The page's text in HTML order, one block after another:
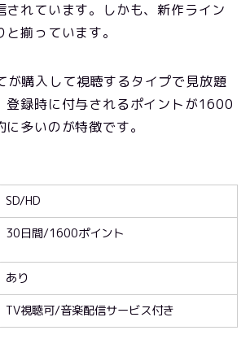
されています。しかも、新作ライン
揃っています。
購入して視聴するタイプで見放題
登録時に付与されるポイントが1600
多いのが特徴です。
SD/HD
30日間/1600ポイント
あり
TV視聴可/音楽配信サービス付き